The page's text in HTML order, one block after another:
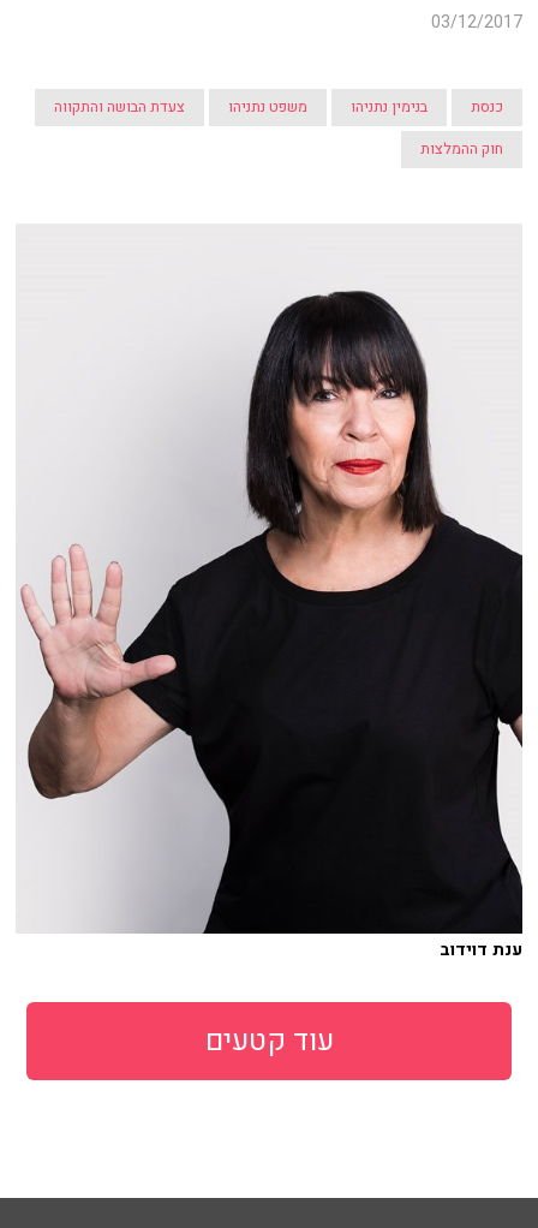
03/12/2017
כנסת בנימין נתניהו משפט נתניהו
צעדת הבושה והתקווה
חוק ההמלצות
ענת דוידוב
עוד קטעים